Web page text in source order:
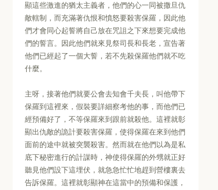
顯這些激進的猶太主義者，他們的心一同被撒旦仇
敵轄制，而充滿著仇恨和憤怒要殺害保羅，因此他
們才會同心起誓將自己放在咒詛之下來想要完成他
們的誓言。因此他們就來見祭司長和長老，宣告著
他們已經起了一個大誓，若不先殺保羅他們就不吃
什麼。
主呀，接著他們就要公會去知會千夫長，叫他帶下
保羅到這裡來，假裝要詳細察考他的事，而他們已
經預備好了，不等保羅來到跟前就殺他。這裡就彰
顯出仇敵的詭計要殺害保羅，使得保羅在來到他們
面前的途中就被突襲殺害。然而就在他們以為是私
底下秘密進行的計謀時，神使得保羅的外甥就正好
聽見他們設下這埋伏，就急急忙忙地趕到營樓裏去
告訴保羅。這裡就彰顯神在這當中的預備和保護，